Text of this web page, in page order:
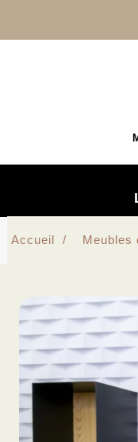
Accueil Meubles